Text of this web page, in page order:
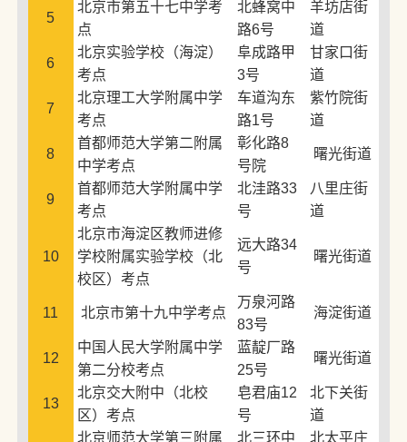
5
北京市第五十七中学考
点
北蜂窝中
路6号
羊坊店街
道
6
北京实验学校（海淀）
考点
阜成路甲
3号
甘家口街
道
7
北京理工大学附属中学
考点
车道沟东
路1号
紫竹院街
道
8
首都师范大学第二附属
中学考点
彰化路8
号院
曙光街道
9
首都师范大学附属中学
考点
北洼路33
号
八里庄街
道
10
北京市海淀区教师进修
学校附属实验学校（北
校区）考点
远大路34
号
曙光街道
11 北京市第十九中学考点
万泉河路
83号
海淀街道
12
中国人民大学附属中学
第二分校考点
蓝靛厂路
25号
曙光街道
13
北京交大附中（北校
区）考点
皂君庙12
号
北下关街
道
北京师范大学第三附属
北三环中
北太平庄